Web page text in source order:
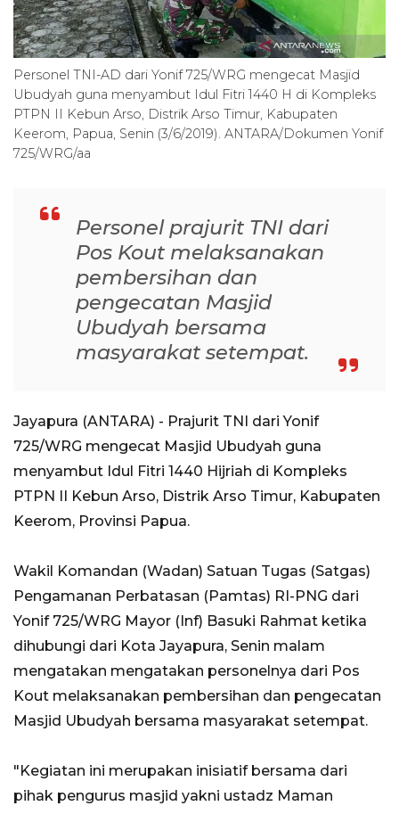
Personel TNI-AD dari Yonif 725/WRG mengecat Masjid
Ubudyah guna menyambut Idul Fitri 1440 H di Kompleks
PTPN II Kebun Arso, Distrik Arso Timur, Kabupaten
Keerom, Papua, Senin (3/6/2019). ANTARA/Dokumen Yonif
725/WRG/aa
Personel prajurit TNI dari
Pos Kout melaksanakan
pembersihan dan
pengecatan Masjid
Ubudyah bersama
masyarakat setempat.
Jayapura (ANTARA) - Prajurit TNI dari Yonif
725/WRG mengecat Masjid Ubudyah guna
menyambut Idul Fitri 1440 Hijriah di Kompleks
PTPN II Kebun Arso, Distrik Arso Timur, Kabupaten
Keerom, Provinsi Papua.
Wakil Komandan (Wadan) Satuan Tugas (Satgas)
Pengamanan Perbatasan (Pamtas) RI-PNG dari
Yonif 725/WRG Mayor (Inf) Basuki Rahmat ketika
dihubungi dari Kota Jayapura, Senin malam
mengatakan mengatakan personelnya dari Pos
Kout melaksanakan pembersihan dan pengecatan
Masjid Ubudyah bersama masyarakat setempat.
"Kegiatan ini merupakan inisiatif bersama dari
pihak pengurus masjid yakni ustadz Maman